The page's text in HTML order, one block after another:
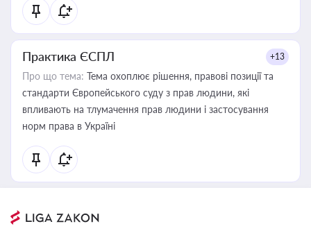
Практика ЄСПЛ +13
Про що тема: Тема охоплює рішення, правові позиції та
стандарти Європейського суду з прав людини, які
впливають на тлумачення прав людини і застосування
норм права в Україні